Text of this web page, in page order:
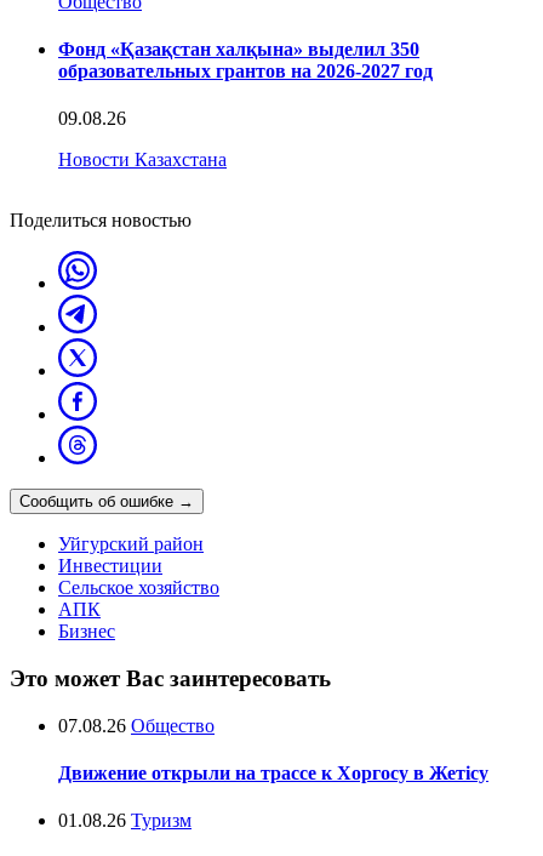
Фонд «Қазақстан халқына» выделил 350
образовательных грантов на 2026-2027 год
09.08.26
Новости Казахстана
Поделиться новостью
Сообщить об ошибке →
Уйгурский район
Инвестиции
Сельское хозяйство
АПК
Бизнес
Это может Вас заинтересовать
07.08.26 Общество
Движение открыли на трассе к Хоргосу в Жетісу
01.08.26 Туризм